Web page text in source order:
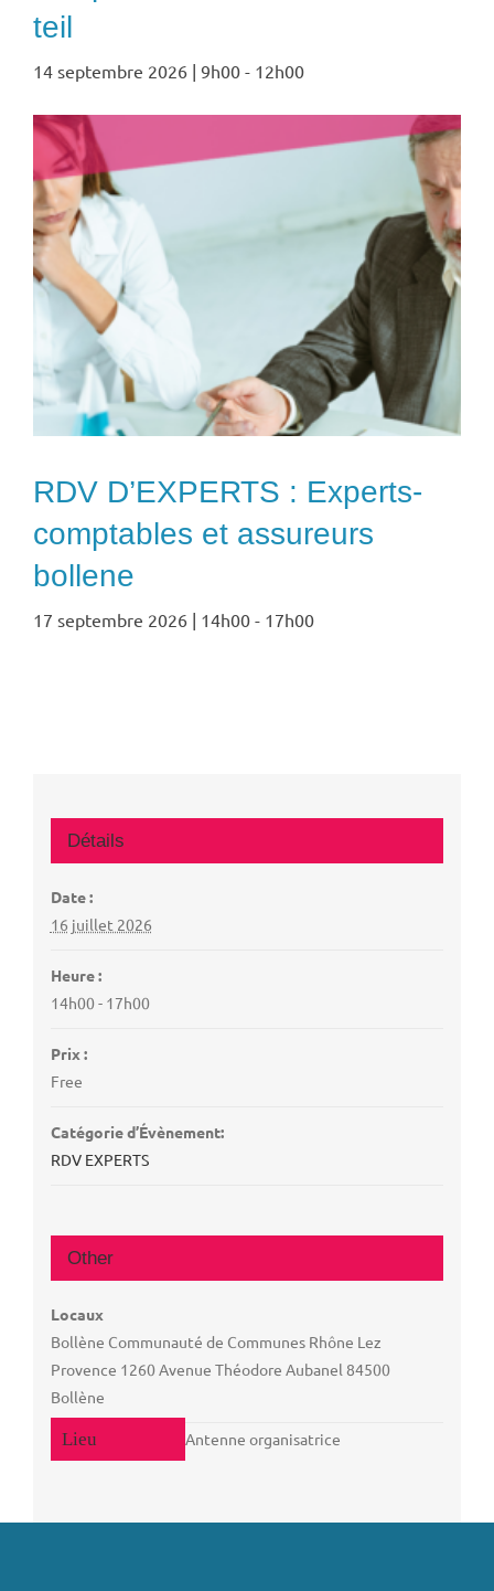
teil
14 septembre 2026 | 9h00 - 12h00
RDV D’EXPERTS : Experts-
comptables et assureurs
bollene
17 septembre 2026 | 14h00 - 17h00
Détails
Date :
16 juillet 2026
Heure :
14h00 - 17h00
Prix :
Free
Catégorie d’Évènement:
RDV EXPERTS
Antenne organisatrice
Other
Locaux
Bollène Communauté de Communes Rhône Lez
Provence 1260 Avenue Théodore Aubanel 84500
Bollène